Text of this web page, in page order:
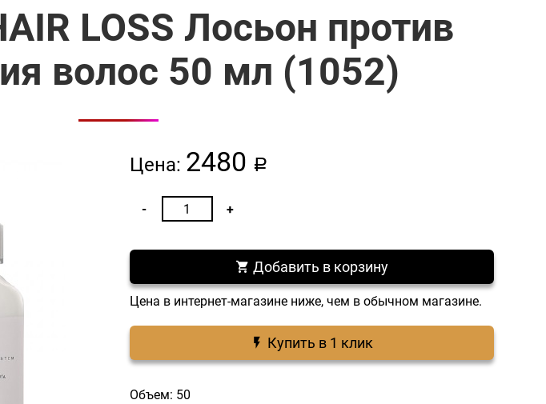
LOSS Лосьон против
волос 50 мл (1052)
Цена: 2480 a
Добавить в корзину
Цена в интернет-магазине ниже, чем в обычном магазине.
Купить в 1 клик
Объем: 50